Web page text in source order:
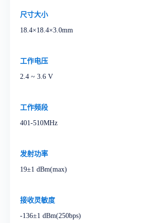
尺寸大小
18.4×18.4×3.0mm
工作电压
2.4 ~ 3.6 V
工作频段
401-510MHz
发射功率
19±1 dBm(max)
接收灵敏度
-136±1 dBm(250bps)